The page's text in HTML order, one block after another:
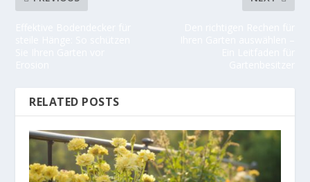
RELATED POSTS